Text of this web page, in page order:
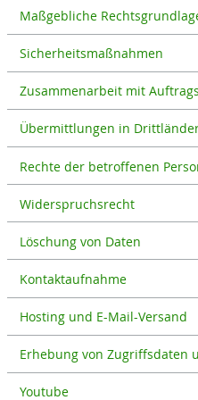
Maßgebliche
Sicherheitsmaßnahmen
Zusammenarbeit mit
Übermittlungen in
Rechte der betroffenen
Widerspruchsrecht
Löschung von Daten
Kontaktaufnahme
Hosting und E-Mail-Versand
Erhebung von Zugriffsdaten
Youtube